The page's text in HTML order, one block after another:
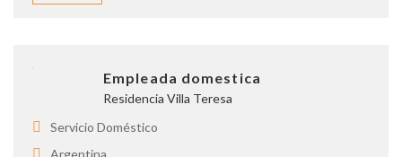
Empleada domestica
Residencia Villa Teresa
Servicio Doméstico
Argentina